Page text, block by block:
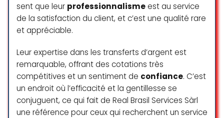
sent que leur professionnalisme est au service
de la satisfaction du client, et c’est une qualité rare
et appréciable.
Leur expertise dans les transferts d’argent est
remarquable, offrant des cotations très
compétitives et un sentiment de confiance. C’est
un endroit où l’efficacité et la gentillesse se
conjuguent, ce qui fait de Real Brasil Services Sàrl
une référence pour ceux qui recherchent un service